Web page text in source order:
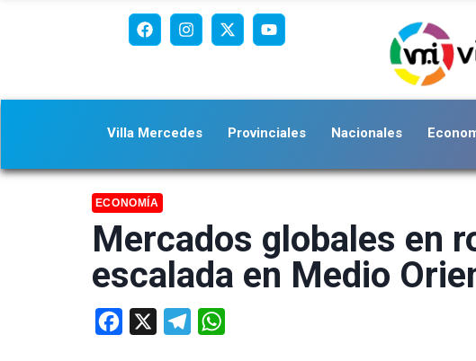
Villa Mercedes Provinciales Nacionales
ECONOMÍA
Mercados globales en
escalada en Medio
Facebook Telegram